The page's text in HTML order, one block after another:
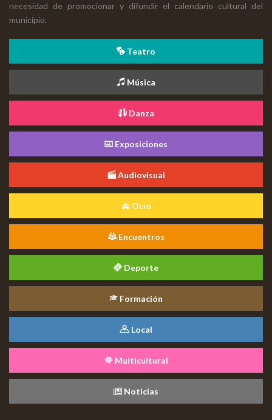
necesidad de promocionar y difundir el calendario cultural del
municipio.
Teatro
Música
Danza
Exposiciones
Audiovisual
Ocio
Encuentros
Deporte
Formación
Local
Multicultural
Noticias